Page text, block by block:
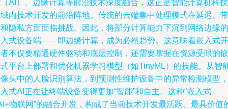
AI）、边缘计算等前沿技术深度融合，这正是智能计算机科技
内技术开发的前沿阵地。传统的云端集中处理模式在延迟、带
隐私方面面临挑战。因此，将部分计算能力下沉到网络边缘的
式设备端——即边缘计算，成为必然趋势。这意味着嵌入式开
不仅要精通硬件驱动和底层控制，还需要掌握在资源受限的嵌
平台上部署和优化机器学习模型（如TinyML）的技能。从智
头中的人脸识别算法，到预测性维护设备中的异常检测模型，
式AI正在让终端设备变得更加“智能”和自主。这种“嵌入式
物联网”的融合开发，构成了当前技术开发最活跃、最具价值